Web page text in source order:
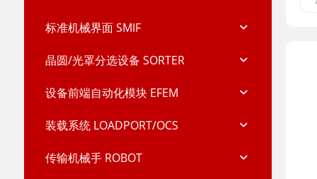
标准机械界面 SMIF
晶圆/光罩分选设备 SORTER
设备前端自动化模块 EFEM
装载系统 LOADPORT/OCS
传输机械手 ROBOT